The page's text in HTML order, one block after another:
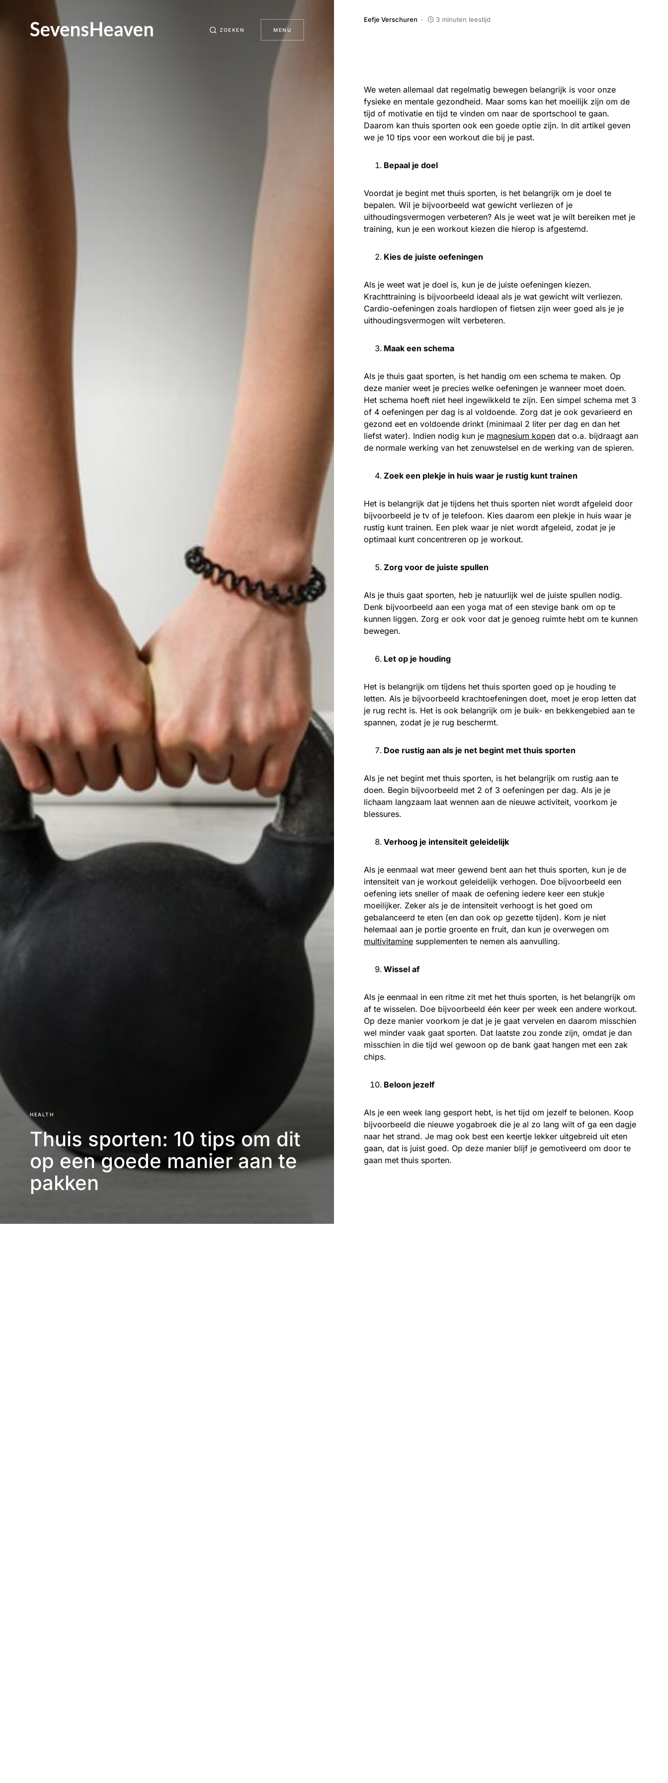
ZOEKEN MENU
HEALTH
Thuis sporten: 10 tips om dit
op een goede manier aan te
pakken
Eefje Verschuren 3 minuten leestijd
We weten allemaal dat regelmatig bewegen belangrijk is voor onze
fysieke en mentale gezondheid. Maar soms kan het moeilijk zijn om de
tijd of motivatie en tijd te vinden om naar de sportschool te gaan.
Daarom kan thuis sporten ook een goede optie zijn. In dit artikel geven
we je 10 tips voor een workout die bij je past.
Bepaal je doel
Voordat je begint met thuis sporten, is het belangrijk om je doel te
bepalen. Wil je bijvoorbeeld wat gewicht verliezen of je
uithoudingsvermogen verbeteren? Als je weet wat je wilt bereiken met je
training, kun je een workout kiezen die hierop is afgestemd.
Kies de juiste oefeningen
Als je weet wat je doel is, kun je de juiste oefeningen kiezen.
Krachttraining is bijvoorbeeld ideaal als je wat gewicht wilt verliezen.
Cardio-oefeningen zoals hardlopen of fietsen zijn weer goed als je je
uithoudingsvermogen wilt verbeteren.
Maak een schema
Als je thuis gaat sporten, is het handig om een schema te maken. Op
deze manier weet je precies welke oefeningen je wanneer moet doen.
Het schema hoeft niet heel ingewikkeld te zijn. Een simpel schema met 3
of 4 oefeningen per dag is al voldoende. Zorg dat je ook gevarieerd en
gezond eet en voldoende drinkt (minimaal 2 liter per dag en dan het
liefst water). Indien nodig kun je magnesium kopen dat o.a. bijdraagt aan
de normale werking van het zenuwstelsel en de werking van de spieren.
Zoek een plekje in huis waar je rustig kunt trainen
Het is belangrijk dat je tijdens het thuis sporten niet wordt afgeleid door
bijvoorbeeld je tv of je telefoon. Kies daarom een plekje in huis waar je
rustig kunt trainen. Een plek waar je niet wordt afgeleid, zodat je je
optimaal kunt concentreren op je workout.
Zorg voor de juiste spullen
Als je thuis gaat sporten, heb je natuurlijk wel de juiste spullen nodig.
Denk bijvoorbeeld aan een yoga mat of een stevige bank om op te
kunnen liggen. Zorg er ook voor dat je genoeg ruimte hebt om te kunnen
bewegen.
Let op je houding
Het is belangrijk om tijdens het thuis sporten goed op je houding te
letten. Als je bijvoorbeeld krachtoefeningen doet, moet je erop letten dat
je rug recht is. Het is ook belangrijk om je buik- en bekkengebied aan te
spannen, zodat je je rug beschermt.
Doe rustig aan als je net begint met thuis sporten
Als je net begint met thuis sporten, is het belangrijk om rustig aan te
doen. Begin bijvoorbeeld met 2 of 3 oefeningen per dag. Als je je
lichaam langzaam laat wennen aan de nieuwe activiteit, voorkom je
blessures.
Verhoog je intensiteit geleidelijk
Als je eenmaal wat meer gewend bent aan het thuis sporten, kun je de
intensiteit van je workout geleidelijk verhogen. Doe bijvoorbeeld een
oefening iets sneller of maak de oefening iedere keer een stukje
moeilijker. Zeker als je de intensiteit verhoogt is het goed om
gebalanceerd te eten (en dan ook op gezette tijden). Kom je niet
helemaal aan je portie groente en fruit, dan kun je overwegen om
multivitamine supplementen te nemen als aanvulling.
Wissel af
Als je eenmaal in een ritme zit met het thuis sporten, is het belangrijk om
af te wisselen. Doe bijvoorbeeld één keer per week een andere workout.
Op deze manier voorkom je dat je je gaat vervelen en daarom misschien
wel minder vaak gaat sporten. Dat laatste zou zonde zijn, omdat je dan
misschien in die tijd wel gewoon op de bank gaat hangen met een zak
chips.
Beloon jezelf
Als je een week lang gesport hebt, is het tijd om jezelf te belonen. Koop
bijvoorbeeld die nieuwe yogabroek die je al zo lang wilt of ga een dagje
naar het strand. Je mag ook best een keertje lekker uitgebreid uit eten
gaan, dat is juist goed. Op deze manier blijf je gemotiveerd om door te
gaan met thuis sporten.